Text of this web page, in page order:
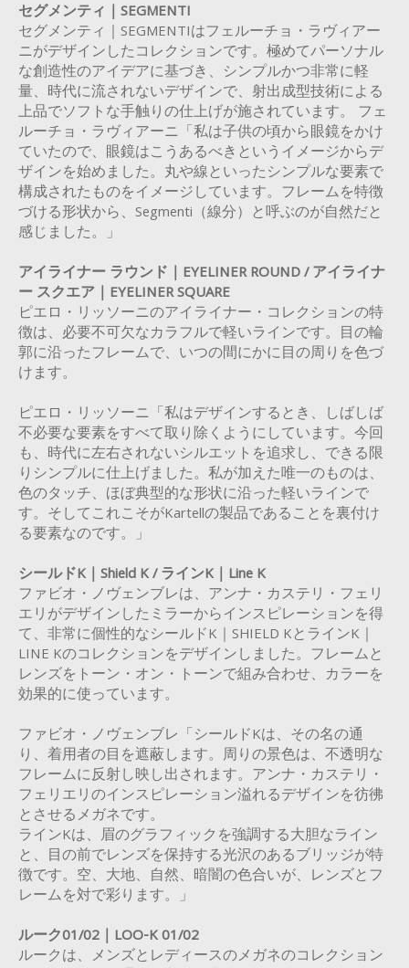
セグメンティ｜SEGMENTI
セグメンティ｜SEGMENTIはフェルーチョ・ラヴィアー
ニがデザインしたコレクションです。極めてパーソナル
な創造性のアイデアに基づき、シンプルかつ非常に軽
量、時代に流されないデザインで、射出成型技術による
上品でソフトな手触りの仕上げが施されています。 フェ
ルーチョ・ラヴィアーニ「私は子供の頃から眼鏡をかけ
ていたので、眼鏡はこうあるべきというイメージからデ
ザインを始めました。丸や線といったシンプルな要素で
構成されたものをイメージしています。フレームを特徴
づける形状から、Segmenti（線分）と呼ぶのが自然だと
感じました。」
アイライナー ラウンド｜EYELINER ROUND / アイライナ
ー スクエア｜EYELINER SQUARE
ピエロ・リッソーニのアイライナー・コレクションの特
徴は、必要不可欠なカラフルで軽いラインです。目の輪
郭に沿ったフレームで、いつの間にかに目の周りを色づ
けます。
ピエロ・リッソーニ「私はデザインするとき、しばしば
不必要な要素をすべて取り除くようにしています。今回
も、時代に左右されないシルエットを追求し、できる限
りシンプルに仕上げました。私が加えた唯一のものは、
色のタッチ、ほぼ典型的な形状に沿った軽いラインで
す。そしてこれこそがKartellの製品であることを裏付け
る要素なのです。」
シールドK｜Shield K / ラインK｜Line K
ファビオ・ノヴェンブレは、アンナ・カステリ・フェリ
エリがデザインしたミラーからインスピレーションを得
て、非常に個性的なシールドK｜SHIELD KとラインK｜
LINE Kのコレクションをデザインしました。フレームと
レンズをトーン・オン・トーンで組み合わせ、カラーを
効果的に使っています。
ファビオ・ノヴェンブレ「シールドKは、その名の通
り、着用者の目を遮蔽します。周りの景色は、不透明な
フレームに反射し映し出されます。アンナ・カステリ・
フェリエリのインスピレーション溢れるデザインを彷彿
とさせるメガネです。
ラインKは、眉のグラフィックを強調する大胆なライン
と、目の前でレンズを保持する光沢のあるブリッジが特
徴です。空、大地、自然、暗闇の色合いが、レンズとフ
レームを対で彩ります。」
ルーク01/02｜LOO-K 01/02
ルークは、メンズとレディースのメガネのコレクション